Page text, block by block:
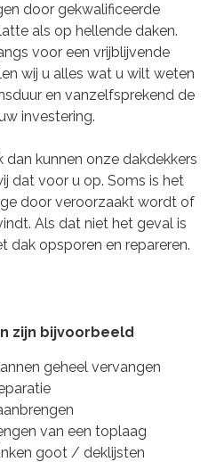
door gekwalificeerde
als op hellende daken.
voor een vrijblijvende
wij u alles wat u wilt weten
en vanzelfsprekend de
investering.
kunnen onze dakdekkers
dat voor u op. Soms is het
door veroorzaakt wordt of
Als dat niet het geval is
dak opsporen en repareren.
zijn bijvoorbeeld
geheel vervangen
van een toplaag
goot / deklijsten